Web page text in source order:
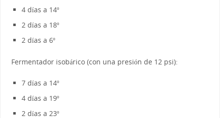
4 días a 14º
2 días a 18º
2 días a 6º
Fermentador isobárico (con una presión de 12 psi):
7 días a 14º
4 días a 19º
2 días a 23º